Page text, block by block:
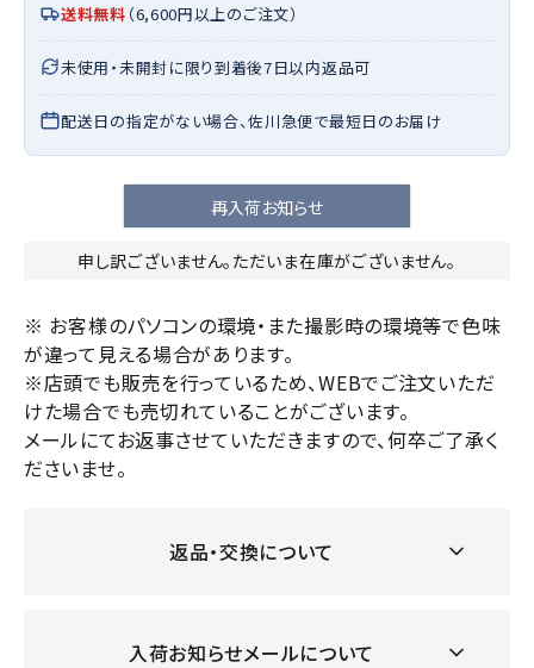
送料無料 （6,600円以上のご注文）
未使用・未開封に限り到着後7日以内返品可
配送日の指定がない場合、佐川急便で最短日のお届け
再入荷お知らせ
申し訳ございません。ただいま在庫がございません。
※ お客様のパソコンの環境・また撮影時の環境等で色味
が違って見える場合があります。
※店頭でも販売を行っているため、WEBでご注文いただ
けた場合でも売切れていることがございます。
メールにてお返事させていただきますので、何卒ご了承く
ださいませ。
返品・交換について
入荷お知らせメールについて